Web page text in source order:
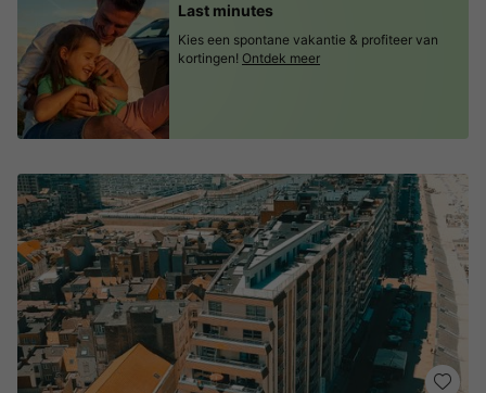
Last minutes
Kies een spontane vakantie & profiteer van
kortingen! Ontdek meer